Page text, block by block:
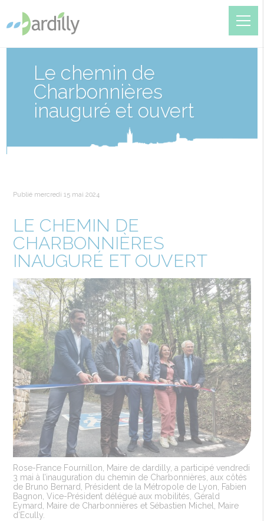
Le chemin de
Charbonnières
inauguré et ouvert
Publié mercredi 15 mai 2024
LE CHEMIN DE
CHARBONNIÈRES
INAUGURÉ ET OUVERT
Rose-France Fournillon, Maire de dardilly, a participé vendredi
3 mai à l’inauguration du chemin de Charbonnières, aux côtés
de Bruno Bernard, Président de la Métropole de Lyon, Fabien
Bagnon, Vice-Président délégué aux mobilités, Gérald
Eymard, Maire de Charbonnières et Sébastien Michel, Maire
d’Ecully.